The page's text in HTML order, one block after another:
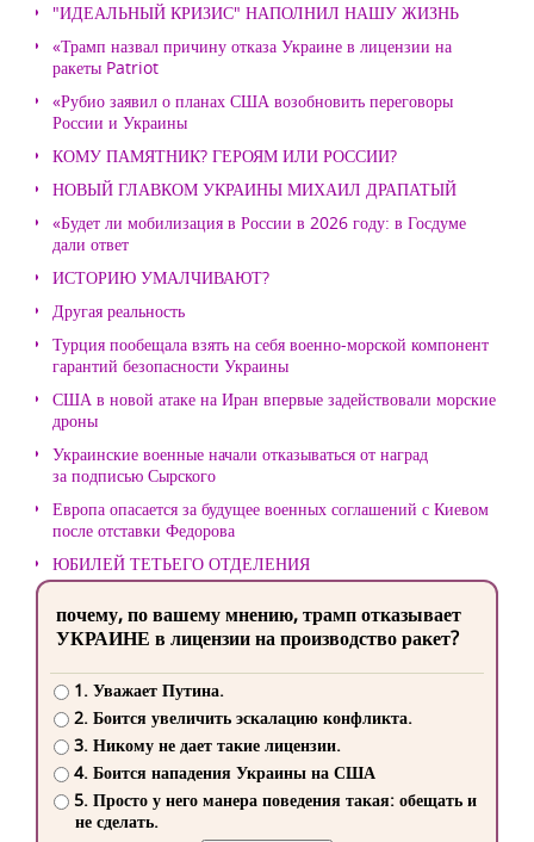
"ИДЕАЛЬНЫЙ КРИЗИС" НАПОЛНИЛ НАШУ ЖИЗНЬ
«Трамп назвал причину отказа Украине в лицензии на
ракеты Patriot
«Рубио заявил о планах США возобновить переговоры
России и Украины
КОМУ ПАМЯТНИК? ГЕРОЯМ ИЛИ РОССИИ?
НОВЫЙ ГЛАВКОМ УКРАИНЫ МИХАИЛ ДРАПАТЫЙ
«Будет ли мобилизация в России в 2026 году: в Госдуме
дали ответ
ИСТОРИЮ УМАЛЧИВАЮТ?
Другая реальность
Турция пообещала взять на себя военно-морской компонент
гарантий безопасности Украины
США в новой атаке на Иран впервые задействовали морские
дроны
Украинские военные начали отказываться от наград
за подписью Сырского
Европа опасается за будущее военных соглашений с Киевом
после отставки Федорова
ЮБИЛЕЙ ТЕТЬЕГО ОТДЕЛЕНИЯ
почему, по вашему мнению, трамп отказывает
УКРАИНЕ в лицензии на производство ракет?
1. Уважает Путина.
2. Боится увеличить эскалацию конфликта.
3. Никому не дает такие лицензии.
4. Боится нападения Украины на США
5. Просто у него манера поведения такая: обещать и
не сделать.